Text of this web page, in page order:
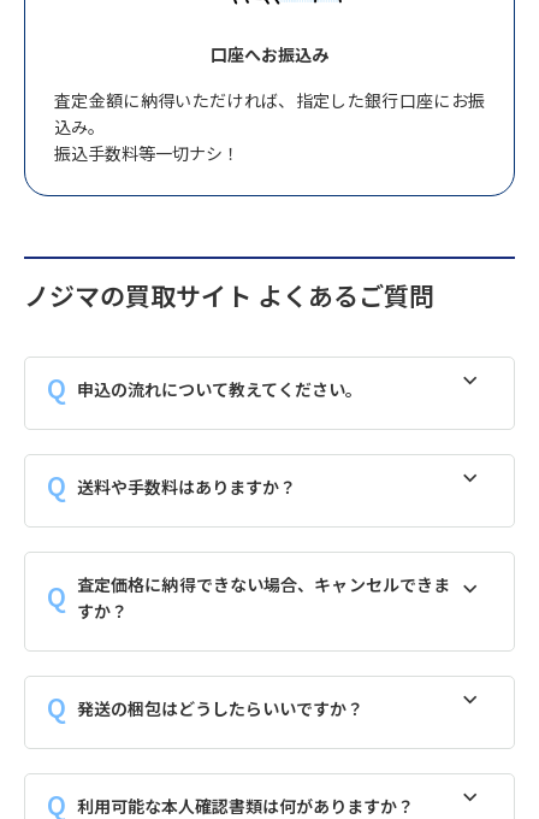
口座へお振込み
査定金額に納得いただければ、指定した銀行口座にお振
込み。
振込手数料等一切ナシ！
ノジマの買取サイト よくあるご質問
申込の流れについて教えてください。
送料や手数料はありますか？
査定価格に納得できない場合、キャンセルできま
すか？
発送の梱包はどうしたらいいですか？
利用可能な本人確認書類は何がありますか？